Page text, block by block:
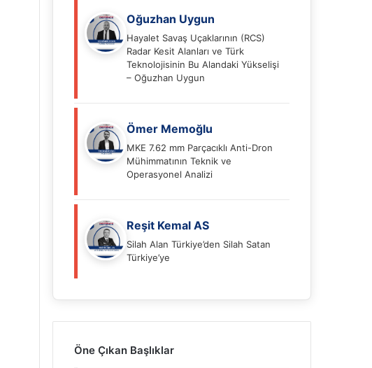
Oğuzhan Uygun
Hayalet Savaş Uçaklarının (RCS)
Radar Kesit Alanları ve Türk
Teknolojisinin Bu Alandaki Yükselişi
– Oğuzhan Uygun
Ömer Memoğlu
MKE 7.62 mm Parçacıklı Anti-Dron
Mühimmatının Teknik ve
Operasyonel Analizi
Reşit Kemal AS
Silah Alan Türkiye’den Silah Satan
Türkiye’ye
Öne Çıkan Başlıklar